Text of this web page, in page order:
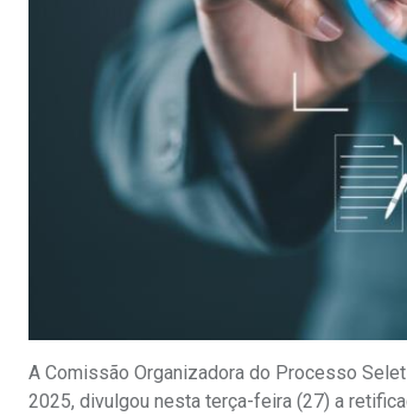
A Comissão Organizadora do Processo
2025, divulgou nesta terça-feira (27) a